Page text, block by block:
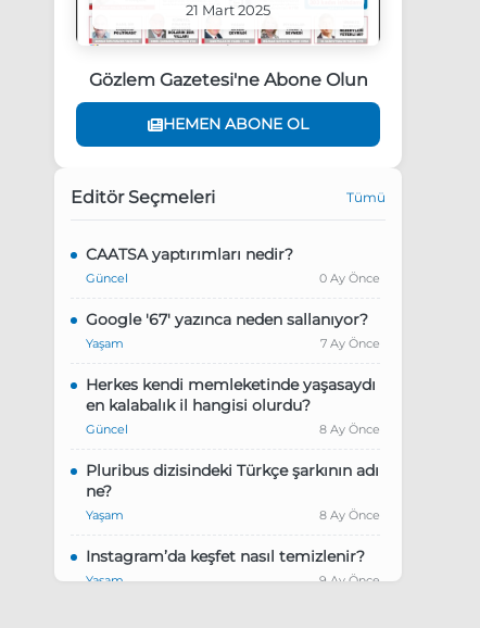
21 Mart 2025
Gözlem Gazetesi'ne Abone Olun
HEMEN ABONE OL
Editör Seçmeleri Tümü
CAATSA yaptırımları nedir?
Güncel 0 Ay Önce
Google '67' yazınca neden sallanıyor?
Yaşam 7 Ay Önce
Herkes kendi memleketinde yaşasaydı
en kalabalık il hangisi olurdu?
Güncel 8 Ay Önce
Pluribus dizisindeki Türkçe şarkının adı
ne?
Yaşam 8 Ay Önce
Instagram’da keşfet nasıl temizlenir?
Yaşam 9 Ay Önce